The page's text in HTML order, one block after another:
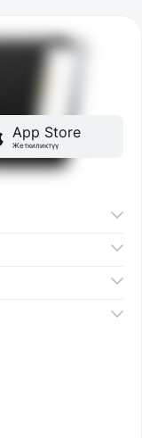
App Store
Жеткиликтүү